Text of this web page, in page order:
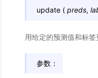
update ( preds,
用给定的预测值和标
参数：